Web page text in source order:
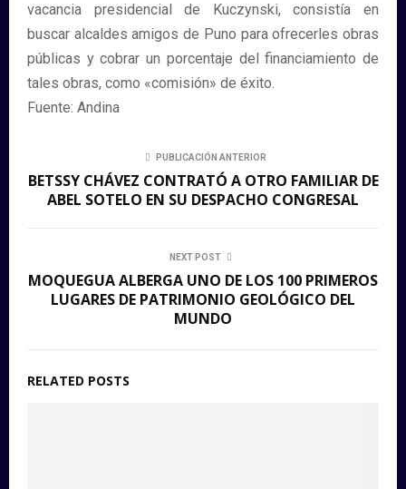
vacancia presidencial de Kuczynski, consistía en
buscar alcaldes amigos de Puno para ofrecerles obras
públicas y cobrar un porcentaje del financiamiento de
tales obras, como «comisión» de éxito.
Fuente: Andina
PUBLICACIÓN ANTERIOR
BETSSY CHÁVEZ CONTRATÓ A OTRO FAMILIAR DE
ABEL SOTELO EN SU DESPACHO CONGRESAL
NEXT POST
MOQUEGUA ALBERGA UNO DE LOS 100 PRIMEROS
LUGARES DE PATRIMONIO GEOLÓGICO DEL
MUNDO
RELATED POSTS